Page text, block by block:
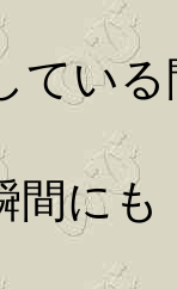
てい
にも